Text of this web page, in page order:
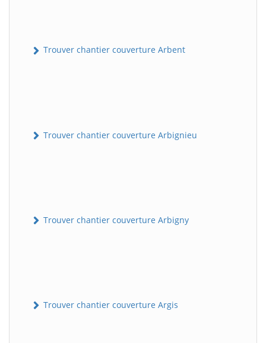
Trouver chantier couverture Arbent
Trouver chantier couverture Arbignieu
Trouver chantier couverture Arbigny
Trouver chantier couverture Argis